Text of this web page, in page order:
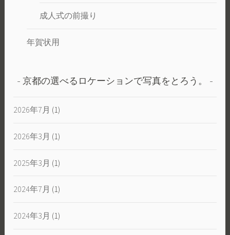
成人式の前撮り
年賀状用
京都の選べるロケーションで写真をとろう。
2026年7月 (1)
2026年3月 (1)
2025年3月 (1)
2024年7月 (1)
2024年3月 (1)